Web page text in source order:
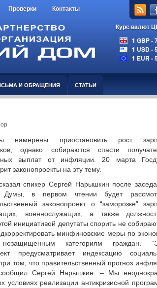
Проверки Контакты
Курс валют
1 GBP -
1 USD -
1 EUR -
И ОБРАЩЕНИЯ СТАТЬИ
намерены приостановить рост
однако собираются спасти
выплат от инфляции. 20 марта
законопроекты на эту тему.
спикер Сергей Нарышкин после
Думы, в первом чтении будет
законопроект о “заморозке”
военнослужащих, а также
инициативой депутаты спорить не
минфиновские меры по
категориям граждан.
предусматривает индексацию
том, что правительственный прогноз
Сергей Нарышкин. – Мы
условиях реализации антикризисной